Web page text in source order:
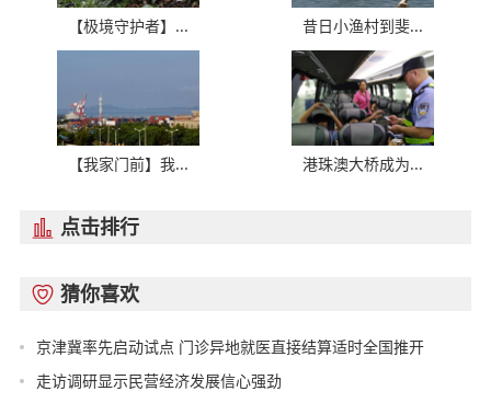
【极境守护者】... 昔日小渔村到斐...
【我家门前】我... 港珠澳大桥成为...
 点击排行
 猜你喜欢
京津冀率先启动试点 门诊异地就医直接结算适时全国推开
走访调研显示民营经济发展信心强劲